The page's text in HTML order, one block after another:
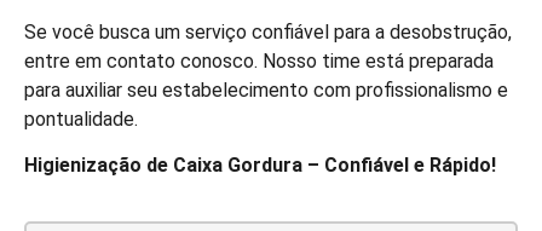
Se você busca um serviço confiável para a desobstrução,
entre em contato conosco. Nosso time está preparada
para auxiliar seu estabelecimento com profissionalismo e
pontualidade.
Higienização de Caixa Gordura – Confiável e Rápido!